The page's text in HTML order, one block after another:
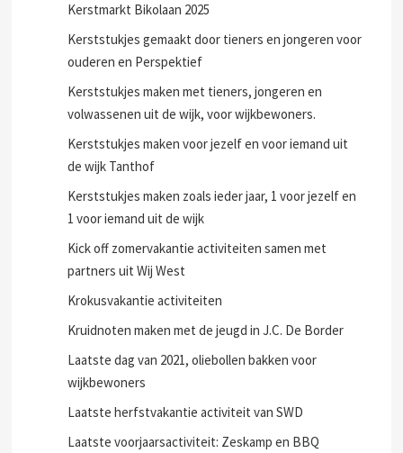
Kerstmarkt Bikolaan 2025
Kerststukjes gemaakt door tieners en jongeren voor
ouderen en Perspektief
Kerststukjes maken met tieners, jongeren en
volwassenen uit de wijk, voor wijkbewoners.
Kerststukjes maken voor jezelf en voor iemand uit
de wijk Tanthof
Kerststukjes maken zoals ieder jaar, 1 voor jezelf en
1 voor iemand uit de wijk
Kick off zomervakantie activiteiten samen met
partners uit Wij West
Krokusvakantie activiteiten
Kruidnoten maken met de jeugd in J.C. De Border
Laatste dag van 2021, oliebollen bakken voor
wijkbewoners
Laatste herfstvakantie activiteit van SWD
Laatste voorjaarsactiviteit: Zeskamp en BBQ